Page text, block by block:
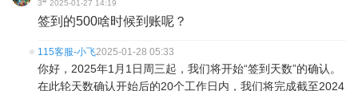
3 2025-01-27 14:19
签到的500啥时候到账呢？
115客服-小飞2025-01-28 05:33
你好，2025年1月1日周三起，我们将开始“签到天数”的确认。
在此轮天数确认开始后的20个工作日内，我们将完成截至2024